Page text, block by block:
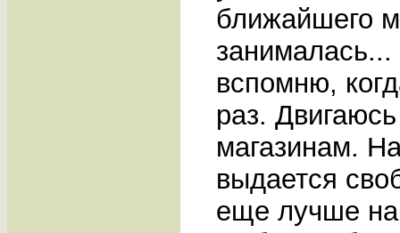
ближайшего
вспомню,
раз.
магазинам.
выдается
еще лучше на